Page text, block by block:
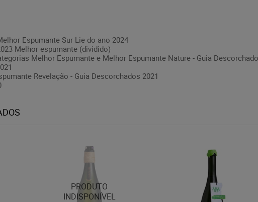
Espumante Sur Lie do ano 2024
Melhor espumante (dividido)
Melhor Espumante e Melhor Espumante Nature - Guia
Revelação - Guia Descorchados 2021